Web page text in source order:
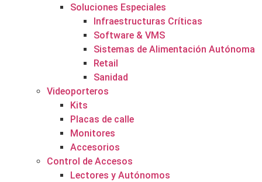
Soluciones Especiales
Infraestructuras Críticas
Software & VMS
Sistemas de Alimentación Autónoma
Retail
Sanidad
Videoporteros
Kits
Placas de calle
Monitores
Accesorios
Control de Accesos
Lectores y Autónomos